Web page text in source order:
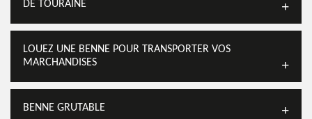
DE TOURAINE
LOUEZ UNE BENNE POUR TRANSPORTER VOS
MARCHANDISES
BENNE GRUTABLE